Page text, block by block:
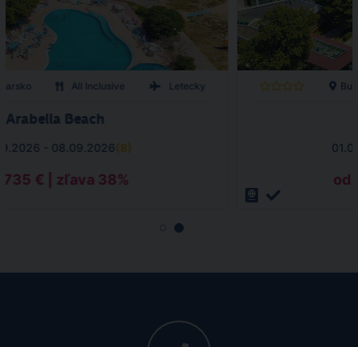
All Inclusive Letecky
Arabella Beach
- 08.09.2026(8)
735 € | zľava 38% od